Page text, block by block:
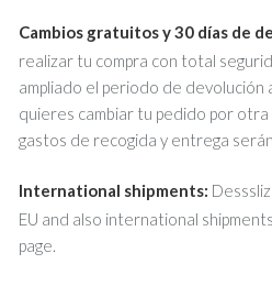
Cambios gratuitos y 30 días de
realizar tu compra con total
ampliado el periodo de devolución
quieres cambiar tu pedido por
gastos de recogida y entrega
International shipments:
EU and also international
page.